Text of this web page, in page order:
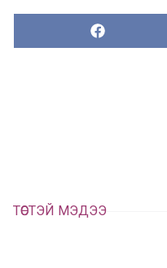
Хуваалцах:
Х
у
ТӨСТЭЙ МЭДЭЭ